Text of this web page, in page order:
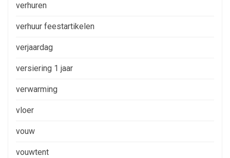
verhuren
verhuur feestartikelen
verjaardag
versiering 1 jaar
verwarming
vloer
vouw
vouwtent